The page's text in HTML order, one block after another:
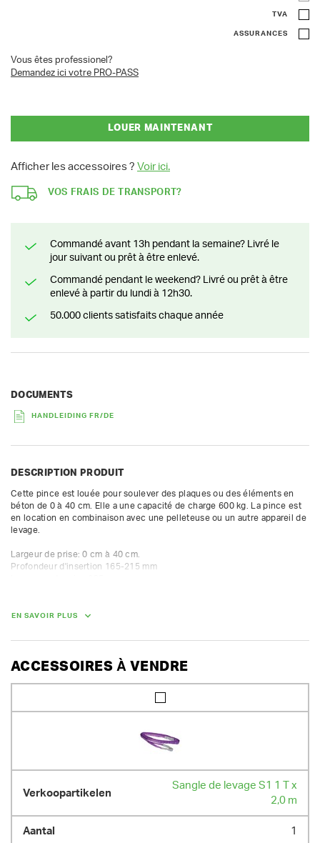
TVA
ASSURANCES
Vous êtes professionel?
Demandez ici votre PRO-PASS
LOUER MAINTENANT
Afficher les accessoires ? Voir ici.
VOS FRAIS DE TRANSPORT?
Commandé avant 13h pendant la semaine? Livré le
jour suivant ou prêt à être enlevé.
Commandé pendant le weekend? Livré ou prêt à être
enlevé à partir du lundi à 12h30.
50.000 clients satisfaits chaque année
DOCUMENTS
HANDLEIDING FR/DE
DESCRIPTION PRODUIT
Cette pince est louée pour soulever des plaques ou des éléments en
béton de 0 à 40 cm. Elle a une capacité de charge 600 kg. La pince est
en location en combinaison avec une pelleteuse ou un autre appareil de
levage.
Largeur de prise: 0 cm à 40 cm.
Profondeur d'insertion 165-215 mm
16.00 kg
EN SAVOIR PLUS
ACCESSOIRES À VENDRE
Sangle de levage S1 1 T x
2,0 m
1